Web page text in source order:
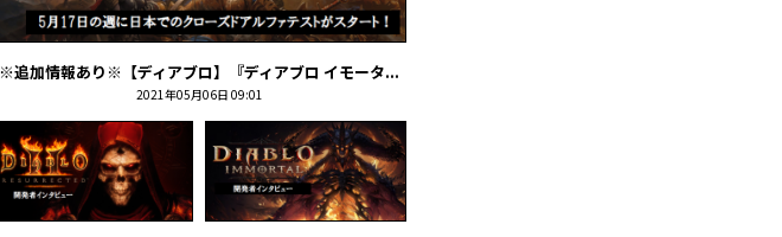
※追加情報あり※【ディアブロ】『ディアブロ イモータ...
2021年05月06日 09:01